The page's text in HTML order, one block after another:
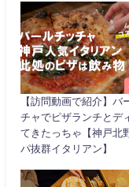
【訪問動画で紹介】バ
チャでピザランチとデ
てきたっちゃ【神戸北
パ抜群イタリアン】